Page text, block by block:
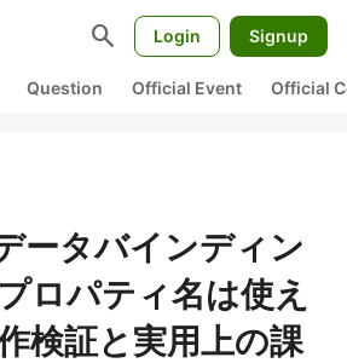
search Login Signup
Question Official Event Official
ータバインディン
ロパティ名は使え
検証と実用上の課